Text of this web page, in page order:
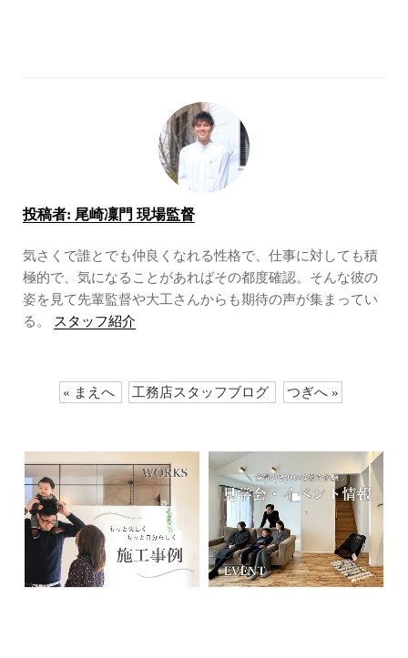
投稿者: 尾崎凜門 現場監督
気さくで誰とでも仲良くなれる性格で、仕事に対しても積
極的で、気になることがあればその都度確認。そんな彼の
姿を見て先輩監督や大工さんからも期待の声が集まってい
る。 スタッフ紹介
« まえへ 工務店スタッフブログ つぎへ »